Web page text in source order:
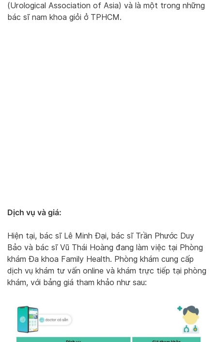
(Urological Association of Asia) và là một trong những
bác sĩ nam khoa giỏi ở TPHCM.
Dịch vụ và giá:
Hiện tại, bác sĩ Lê Minh Đại, bác sĩ Trần Phước Duy
Bảo và bác sĩ Vũ Thái Hoàng đang làm việc tại Phòng
khám Đa khoa Family Health. Phòng khám cung cấp
dịch vụ khám tư vấn online và khám trực tiếp tại phòng
khám, với bảng giá tham khảo như sau: